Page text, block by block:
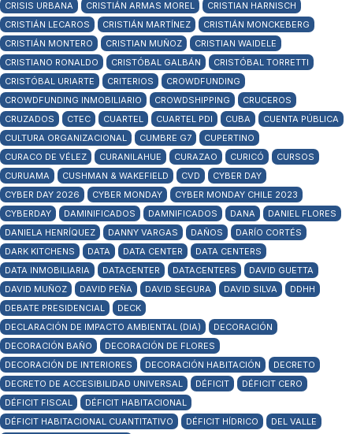
CRISIS URBANA CRISTIÁN ARMAS MOREL
CRISTIAN HARNISCH
CRISTIÁN LECAROS
CRISTIÁN MARTÍNEZ
CRISTIÁN MONCKEBERG
CRISTIÁN MONTERO
CRISTIAN MUÑOZ
CRISTIAN WAIDELE
CRISTIANO RONALDO
CRISTÓBAL GALBÁN
CRISTÓBAL TORRETTI
CRISTÓBAL URIARTE
CRITERIOS
CROWDFUNDING
CROWDFUNDING INMOBILIARIO
CROWDSHIPPING
CRUCEROS
CRUZADOS
CTEC CUARTEL CUARTEL PDI CUBA
CUENTA PÚBLICA
CULTURA ORGANIZACIONAL
CUMBRE G7
CUPERTINO
CURACO DE VÉLEZ
CURANILAHUE CURAZAO CURICÓ
CURSOS
CURUAMA
CUSHMAN & WAKEFIELD CVD
CYBER DAY
CYBER DAY 2026
CYBER MONDAY
CYBER MONDAY CHILE 2023
CYBERDAY
DAMINIFICADOS DAMNIFICADOS DANA
DANIEL FLORES
DANIELA HENRÍQUEZ
DANNY VARGAS DAÑOS
DARÍO CORTÉS
DARK KITCHENS
DATA DATA CENTER
DATA CENTERS
DATA INMOBILIARIA
DATACENTER DATACENTERS
DAVID GUETTA
DAVID MUÑOZ
DAVID PEÑA DAVID SEGURA DAVID SILVA
DDHH
DEBATE PRESIDENCIAL
DECK
DECLARACIÓN DE IMPACTO AMBIENTAL (DIA)
DECORACIÓN
DECORACIÓN BAÑO
DECORACIÓN DE FLORES
DECORACIÓN DE INTERIORES
DECORACIÓN HABITACIÓN
DECRETO
DECRETO DE ACCESIBILIDAD UNIVERSAL
DÉFICIT
DÉFICIT CERO
DÉFICIT FISCAL
DÉFICIT HABITACIONAL
DÉFICIT HABITACIONAL CUANTITATIVO
DÉFICIT HÍDRICO
DEL VALLE